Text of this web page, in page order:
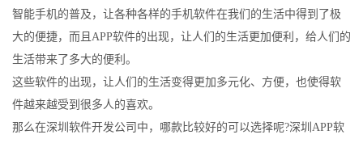
智能手机的普及，让各种各样的手机软件在我们的生活中得到了极
大的便捷，而且APP软件的出现，让人们的生活更加便利，给人们的
生活带来了多大的便利。
这些软件的出现，让人们的生活变得更加多元化、方便，也使得软
件越来越受到很多人的喜欢。
那么在深圳软件开发公司中，哪款比较好的可以选择呢?深圳APP软